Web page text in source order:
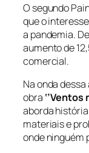
O segundo
que o
a pandemia.
aumento de
comercial.
Na onda
obra ‘’Ventos
aborda
materiais e
onde ninguém